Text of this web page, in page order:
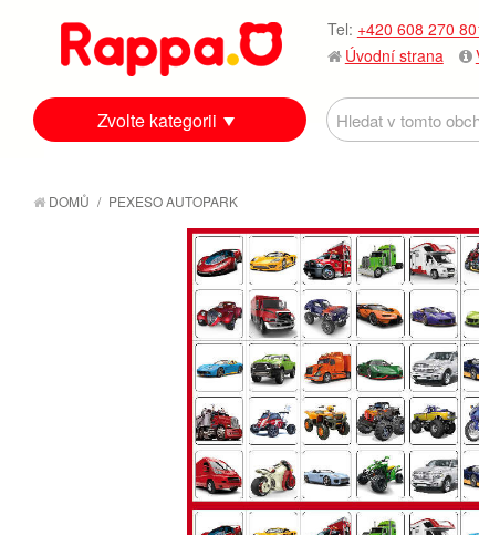
Tel: +420 608 270
Úvodní strana
Zvolte kategorii
DOMŮ / PEXESO AUTOPARK